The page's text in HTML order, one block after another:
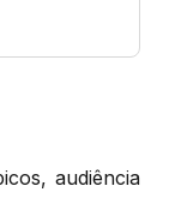
audiência